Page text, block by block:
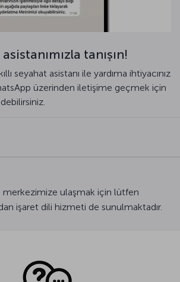
tanışın!
seyahat asistanı ile yardıma ihtiyacınız
üzerinden iletişime geçmek için
merkezimize ulaşmak için lütfen
işaret dili hizmeti de sunulmaktadır.